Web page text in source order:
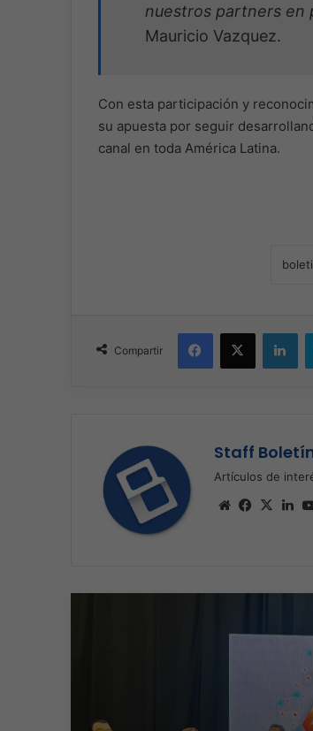
nuestros partners en
Mauricio Vazquez.
Con esta participación y
su apuesta por seguir
canal en toda América Latina.
Compartir
Facebook
X
Staff
Artículos de
Sitio
X